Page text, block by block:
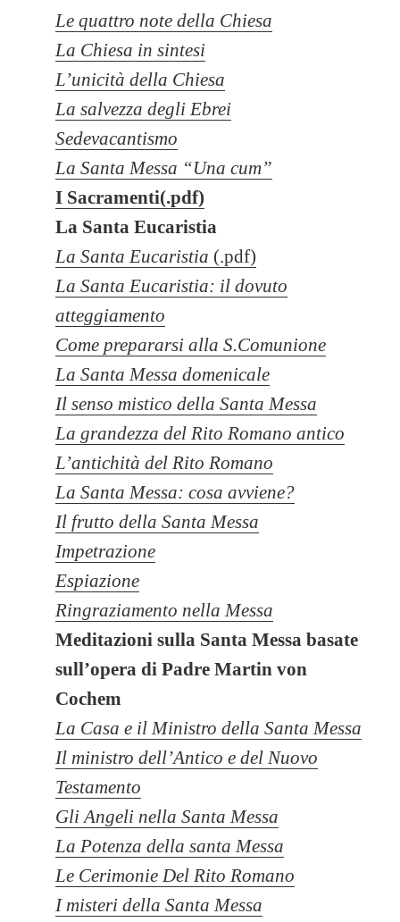
Le quattro note della Chiesa
La Chiesa in sintesi
L’unicità della Chiesa
La salvezza degli Ebrei
Sedevacantismo
La Santa Messa “Una cum”
I Sacramenti(.pdf)
La Santa Eucaristia
La Santa Eucaristia (.pdf)
La Santa Eucaristia: il dovuto
atteggiamento
Come prepararsi alla S.Comunione
La Santa Messa domenicale
Il senso mistico della Santa Messa
La grandezza del Rito Romano antico
L’antichità del Rito Romano
La Santa Messa: cosa avviene?
Il frutto della Santa Messa
Impetrazione
Espiazione
Ringraziamento nella Messa
Meditazioni sulla Santa Messa basate
sull’opera di Padre Martin von
Cochem
La Casa e il Ministro della Santa Messa
Il ministro dell’Antico e del Nuovo
Testamento
Gli Angeli nella Santa Messa
La Potenza della santa Messa
Le Cerimonie Del Rito Romano
I misteri della Santa Messa